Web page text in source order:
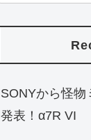
SONYから怪物
発表！α7R VI